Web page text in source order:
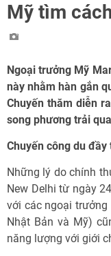
Mỹ tìm
Ngoại trưởng Mỹ
này nhằm hàn gắn
Chuyến thăm diễn
song phương trải
Chuyến công du
Những lý do chính
New Delhi từ ngày
với các ngoại trưởng
Nhật Bản và Mỹ)
năng lượng với giới